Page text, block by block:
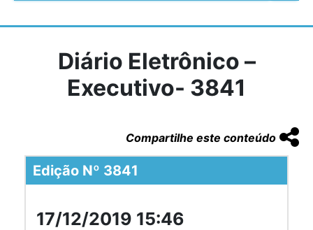
Diário Eletrônico –
Executivo- 3841
Compartilhe este conteúdo
Edição Nº 3841
17/12/2019 15:46